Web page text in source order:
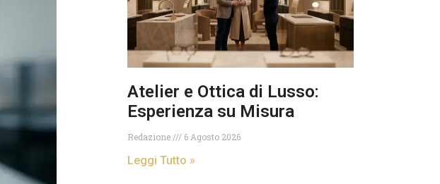
Atelier e Ottica di Lusso:
Esperienza su Misura
Redazione 6 Agosto 2026
Leggi Tutto »